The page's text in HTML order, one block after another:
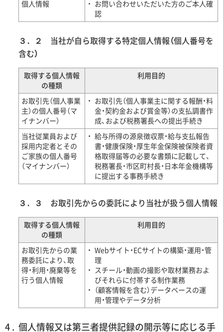
個人情報
お問い合わせいただいた方のご本人確
認
３．２ 当社が自ら取得する特定個人情報（個人番号を
含む）
取得する個人情報
の種類
利用目的
お取引先（個人事業
主）の個人番号（マ
イナンバー）
お取引先（個人事業主に関する報酬・料
金・契約金および賞金等）の支払調書作
成、および税務署長への提出手続き
当社従業員および
採用内定者とその
ご家族の個人番号
（マイナンバー）
給与所得の源泉徴収票・給与支払報告
書・健康保険・厚生年金保険被保険者資
格取得届等の必要な書類に記載して、
税務署長・市区町村長・日本年金機構等
に提出する事務手続き
３．３ お取引先からの委託により当社が扱う個人情報
取得する個人情報
の種類
利用目的
お取引先からの業
務委託により、取
得・利用・廃棄等を
行う個人情報
Webサイト・ECサイトの構築・運用・管
理
スチール・動画の撮影や取材業務およ
びそれらに付帯する制作業務
（顧客情報を含む）データベースの運
用・管理やデータ分析
個人情報又は第三者提供記録の開示等に応じる手